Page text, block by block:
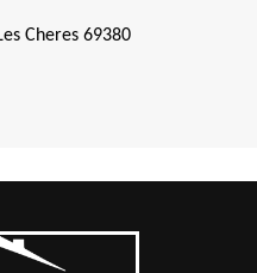
Cheres 69380